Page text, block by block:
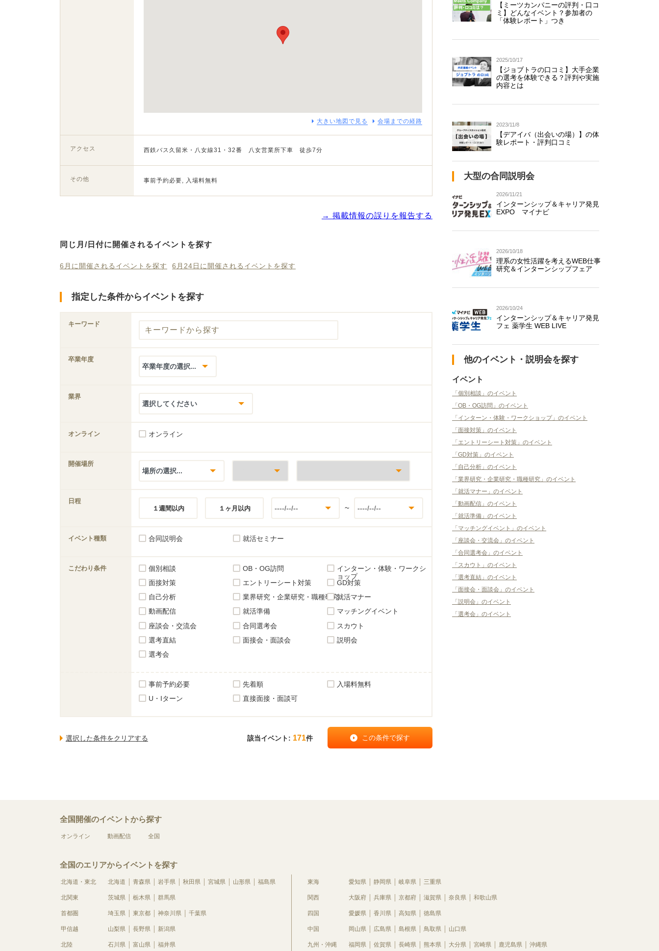
大きい地図で見る 会場までの経路
アクセス 西鉄バス久留米・八女線31・32番 八女営業所下車 徒歩7分
その他 事前予約必要, 入場料無料
→ 掲載情報の誤りを報告する
同じ月/日付に開催されるイベントを探す
6月に開催されるイベントを探す 6月24日に開催されるイベントを探す
指定した条件からイベントを探す
キーワード
卒業年度
業界
オンライン オンライン
開催場所
日程
１週間以内
１ヶ月以内 ~
イベント種類 合同説明会 就活セミナー
こだわり条件 個別相談 OB・OG訪問
インターン・体験・ワークシ
ョップ
面接対策
エントリーシート対策
GD対策
自己分析
業界研究・企業研究・職種研究就活マナー
動画配信
就活準備
マッチングイベント
座談会・交流会
合同選考会
スカウト
選考直結
面接会・面談会
説明会
選考会
事前予約必要 先着順
入場料無料
U・Iターン
直接面接・面談可
該当イベント: 171件
【ミーツカンパニーの評判・口コ
ミ】どんなイベント？参加者の
「体験レポート」つき
2025/10/17
【ジョブトラの口コミ】大手企業
の選考を体験できる？評判や実施
内容とは
2023/11/8
【デアイバ（出会いの場）】の体
験レポート・評判口コミ
大型の合同説明会
2026/11/21
インターンシップ＆キャリア発見
EXPO マイナビ
2026/10/18
理系の女性活躍を考えるWEB仕事
研究＆インターンシップフェア
2026/10/24
インターンシップ＆キャリア発見
フェ 薬学生 WEB LIVE
他のイベント・説明会を探す
イベント
「個別相談」のイベント
「OB・OG訪問」のイベント
「インターン・体験・ワークショップ」のイベント
「面接対策」のイベント
「エントリーシート対策」のイベント
「GD対策」のイベント
「自己分析」のイベント
「業界研究・企業研究・職種研究」のイベント
「就活マナー」のイベント
「動画配信」のイベント
「就活準備」のイベント
「マッチングイベント」のイベント
「座談会・交流会」のイベント
「合同選考会」のイベント
「スカウト」のイベント
「選考直結」のイベント
「面接会・面談会」のイベント
「説明会」のイベント
「選考会」のイベント
全国開催のイベントから探す
オンライン 動画配信 全国
全国のエリアからイベントを探す
北海道・東北 北海道 青森県 岩手県 秋田県 宮城県 山形県 福島県
北関東 茨城県 栃木県 群馬県
首都圏 埼玉県 東京都 神奈川県 千葉県
甲信越 山梨県 長野県 新潟県
北陸 石川県 富山県 福井県
東海 愛知県 静岡県 岐阜県 三重県
関西 大阪府 兵庫県 京都府 滋賀県 奈良県 和歌山県
四国 愛媛県 香川県 高知県 徳島県
中国 岡山県 広島県 島根県 鳥取県 山口県
九州・沖縄 福岡県 佐賀県 長崎県 熊本県 大分県 宮崎県 鹿児島県 沖縄県